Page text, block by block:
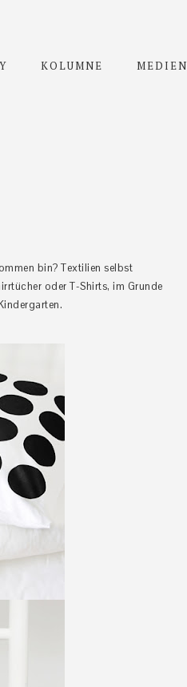
KOLUMNE MEDIEN
bin? Textilien selbst
oder T-Shirts, im Grunde